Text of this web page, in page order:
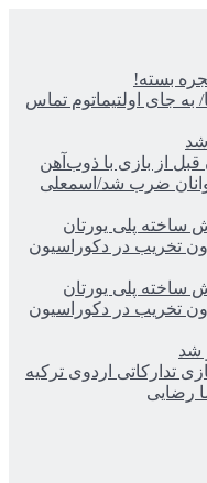
بسته!
به جای اولتیماتوم تماس
شد
قبل از بازی با ذوب‌آهن
ضرب شد/اسمعلی
ساخته پلی یورتان
تخریب در دکوراسیون
ساخته پلی یورتان
تخریب در دکوراسیون
شد
تدارکاتی اردوی ترکیه
رضایی